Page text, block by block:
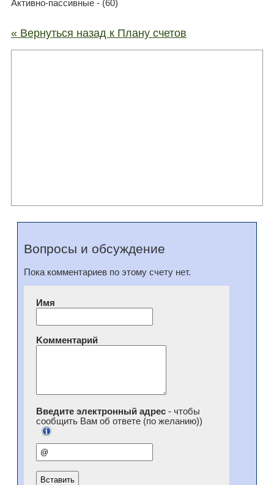
Активно-пассивные - (60)
« Вернуться назад к Плану счетов
Вопросы и обсуждение
Пока комментариев по этому счету нет.
Имя
Kомментарий
Введите электронный адрес- чтобы
сообщить Вам об ответе (по желанию))